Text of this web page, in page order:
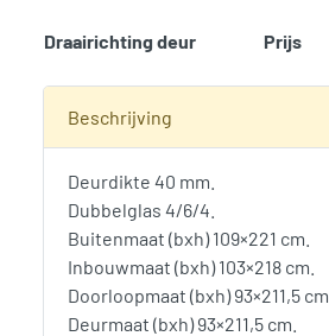
Draairichting deur Prijs
Beschrijving
Deurdikte 40 mm.
Dubbelglas 4/6/4.
Buitenmaat (bxh) 109×221 cm.
Inbouwmaat (bxh) 103×218 cm.
Doorloopmaat (bxh) 93×211,5 cm.
Deurmaat (bxh) 93×211,5 cm.